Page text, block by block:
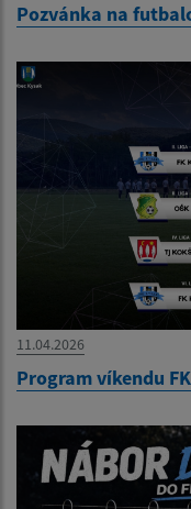
Pozvánka na
11.04.2026
Program víkendu